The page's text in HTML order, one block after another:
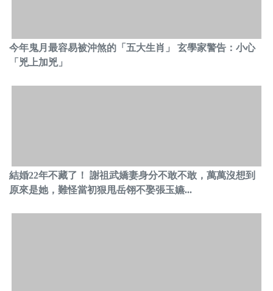
今年鬼月最容易被沖煞的「五大生肖」 玄學家警告：小心
「兇上加兇」
結婚22年不藏了！ 謝祖武嬌妻身分不敢不敢，萬萬沒想到
原來是她，難怪當初狠甩岳翎不娶張玉嬿...